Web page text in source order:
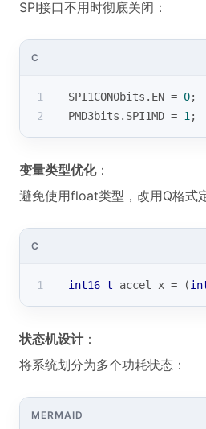
SPI接口不用时彻底关闭：
C
1 SPI1CON0bits.EN = 0;
2
PMD3bits.SPI1MD = 1 ;
变量类型优化：
避免使用float类型，改用Q格式
C
1 int16_t accel_x = (
状态机设计：
将系统划分为多个功耗状态：
MERMAID